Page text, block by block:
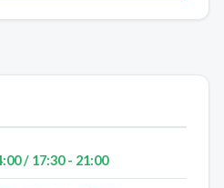
/ 17:30 - 21:00